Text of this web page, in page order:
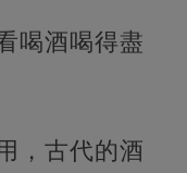
喝酒喝得盡
，古代的酒